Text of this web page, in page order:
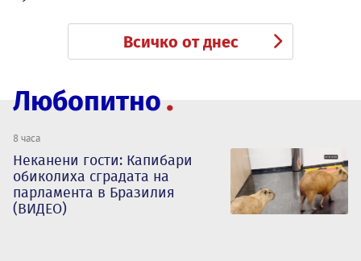
Всичко от днес
Любопитно
8 часа
Неканени гости: Капибари
обиколиха сградата на
парламента в Бразилия
(ВИДЕО)